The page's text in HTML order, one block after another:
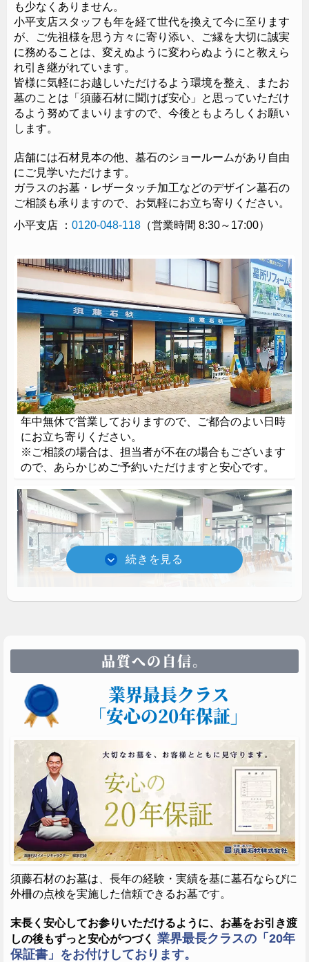
イン・加工・建墓した墓所です。
レザータッチ加工
レザータッチ加工
最新技術を用いたレザータッチ加工の落ち着いた質感は造形
の陰影を印象的に表しフォルム本来の持つ魅力を際立たせま
小平支店ショールーム展示
施工例
石種 : インド黒
（右側：レザータッチ加工 ※左側：ガラスのお墓）
※墓碑に刻まれたご家名・お名前等は画像処理で隠させていただいて
も少なくありません。
小平支店スタッフも年を経て世代を換えて今に至ります
が、ご先祖様を思う方々に寄り添い、ご縁を大切に誠実
に務めることは、変えぬように変わらぬようにと教えら
れ引き継がれています。
皆様に気軽にお越しいただけるよう環境を整え、またお
墓のことは「須藤石材に聞けば安心」と思っていただけ
るよう努めてまいりますので、今後ともよろしくお願い
します。
店舗には石材見本の他、墓石のショールームがあり自由
にご見学いただけます。
ガラスのお墓・レザータッチ加工などのデザイン墓石の
ご相談も承りますので、お気軽にお立ち寄りください。
小平支店 ： 0120-048-118 （営業時間 8:30～17:00）
年中無休で営業しておりますので、ご都合のよい日時
にお立ち寄りください。
※ご相談の場合は、担当者が不在の場合もございます
ので、あらかじめご予約いただけますと安心です。
墓所のリフォームや改葬（お墓の引越し）のご相談を
承っております。また墓参できない方に向けて供花や
クリーニングのサービスも承りますのでお問い合わせ
ください。
安全に乗り降りできる平置きの駐車場をリニューアル
オープンいたしました。お盆・お彼岸など混みあう時
品質への自信。
業界最長クラス
「安心の20年保証」
須藤石材のお墓は、長年の経験・実績を基に墓石ならびに
外柵の点検を実施した信頼できるお墓です。
末長く安心してお参りいただけるように、お墓をお引き渡
しの後もずっと安心がつづく 業界最長クラスの「20年
保証書」をお付けしております。